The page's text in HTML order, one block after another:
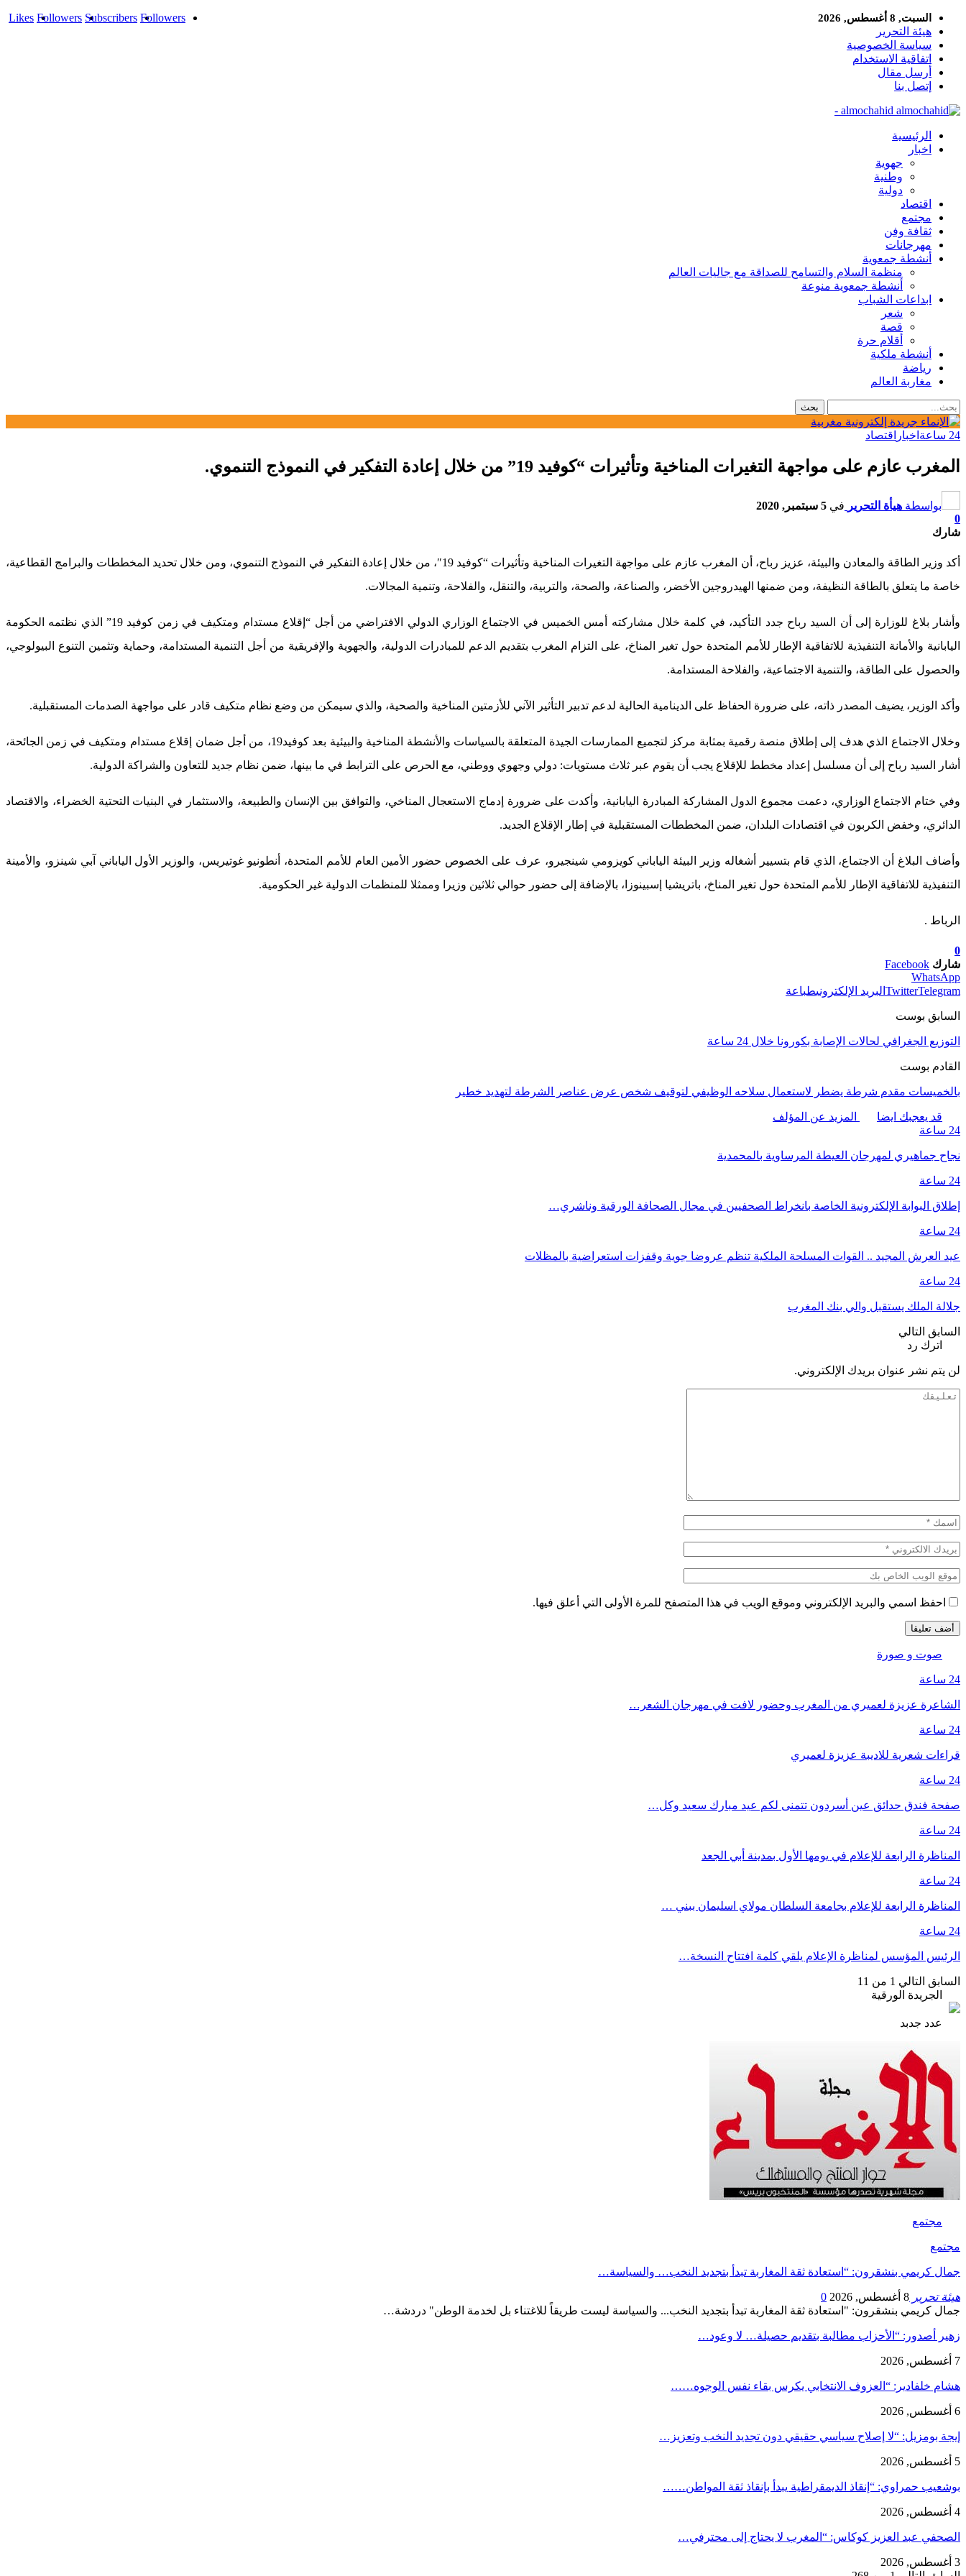
Likes Followers Subscribers Followers السبت, 8 أغسطس, 2026
هيئة التحرير
سياسة الخصوصية
اتفاقية الاستخدام
أرسل مقال
إتصل بنا
almochahid -
الرئيسية
اخبار
جهوية
وطنية
دولية
اقتصاد
مجتمع
ثقافة وفن
مهرجانات
أنشطة جمعوية
منظمة السلام والتسامح للصداقة مع جاليات العالم
أنشطة جمعوية منوعة
ابداعات الشباب
شعر
قصة
أقلام حرة
أنشطة ملكية
رياضة
مغاربة العالم
24 ساعة اخبار اقتصاد
المغرب عازم على مواجهة التغيرات المناخية وتأثيرات “كوفيد 19” من خلال إعادة التفكير في النموذج التنموي.
بواسطة هيأة التحرير في 5 سبتمبر, 2020
0
شارك
أكد وزير الطاقة والمعادن والبيئة، عزيز رباح، أن المغرب عازم على مواجهة التغيرات المناخية وتأثيرات “كوفيد 19″، من خلال إعادة التفكير في النموذج التنموي، ومن خلال تحديد المخططات والبرامج القطاعية،
خاصة ما يتعلق بالطاقة النظيفة، ومن ضمنها الهيدروجين الأخضر، والصناعة، والصحة، والتربية، والتنقل، والفلاحة، وتنمية المجالات.
وأشار بلاغ للوزارة إلى أن السيد رباح جدد التأكيد، في كلمة خلال مشاركته أمس الخميس في الاجتماع الوزاري الدولي الافتراضي من أجل “إقلاع مستدام ومتكيف في زمن كوفيد 19” الذي نظتمه الحكومة
اليابانية والأمانة التنفيذية للاتفاقية الإطار للأمم المتحدة حول تغير المناخ، على التزام المغرب بتقديم الدعم للمبادرات الدولية، والجهوية والإفريقية من أجل التنمية المستدامة، وحماية وتثمين التنوع البيولوجي،
والحصول على الطاقة، والتنمية الاجتماعية، والفلاحة المستدامة.
وأكد الوزير، يضيف المصدر ذاته، على ضرورة الحفاظ على الدينامية الحالية لدعم تدبير التأثير الآني للأزمتين المناخية والصحية، والذي سيمكن من وضع نظام متكيف قادر على مواجهة الصدمات المستقبلية.
وخلال الاجتماع الذي هدف إلى إطلاق منصة رقمية بمثابة مركز لتجميع الممارسات الجيدة المتعلقة بالسياسات والأنشطة المناخية والبيئية بعد كوفيد19، من أجل ضمان إقلاع مستدام ومتكيف في زمن الجائحة،
أشار السيد رباح إلى أن مسلسل إعداد مخطط للإقلاع يجب أن يقوم عبر ثلاث مستويات: دولي وجهوي ووطني، مع الحرص على الترابط في ما بينها، ضمن نظام جديد للتعاون والشراكة الدولية.
وفي ختام الاجتماع الوزاري، دعمت مجموع الدول المشاركة المبادرة اليابانية، وأكدت على ضرورة إدماج الاستعجال المناخي، والتوافق بين الإنسان والطبيعة، والاستثمار في البنيات التحتية الخضراء، والاقتصاد
الدائري، وخفض الكربون في اقتصادات البلدان، ضمن المخططات المستقبلية في إطار الإقلاع الجديد.
وأضاف البلاغ أن الاجتماع، الذي قام بتسيير أشغاله وزير البيئة الياباني كويزومي شينجيرو، عرف على الخصوص حضور الأمين العام للأمم المتحدة، أنطونيو غوتيريس، والوزير الأول الياباني آبي شينزو، والأمينة
التنفيذية للاتفاقية الإطار للأمم المتحدة حول تغير المناخ، باتريشيا إسبينوزا، بالإضافة إلى حضور حوالي ثلاثين وزيرا وممثلا للمنظمات الدولية غير الحكومية.
الرباط .
0
شارك Facebook
WhatsApp
TwitterTelegram البريد الإلكترونيطباعة
السابق بوست
التوزيع الجغرافي لحالات الإصابة بكورونا خلال 24 ساعة
القادم بوست
بالخميسات مقدم شرطة يضطر لاستعمال سلاحه الوظيفي لتوقيف شخص عرض عناصر الشرطة لتهديد خطير
قد يعجبك ايضا
المزيد عن المؤلف
24 ساعة
نجاح جماهيري لمهرجان العيطة المرساوية بالمحمدية
24 ساعة
إطلاق البوابة الإلكترونية الخاصة بانخراط الصحفيين في مجال الصحافة الورقية وناشري…
24 ساعة
عيد العرش المجيد .. القوات المسلحة الملكية تنظم عروضا جوية وقفزات استعراضية بالمظلات
24 ساعة
جلالة الملك يستقبل والي بنك المغرب
السابق التالي
اترك رد
لن يتم نشر عنوان بريدك الإلكتروني.
احفظ اسمي والبريد الإلكتروني وموقع الويب في هذا المتصفح للمرة الأولى التي أعلق فيها.
صوت و صورة
24 ساعة
الشاعرة عزيزة لعميري من المغرب وحضور لافت في مهرجان الشعر…
24 ساعة
قراءات شعرية للاديبة عزيزة لعميري
24 ساعة
صفحة فندق حدائق عين أسردون تتمنى لكم عيد مبارك سعيد وكل…
24 ساعة
المناظرة الرابعة للإعلام في يومها الأول بمدينة أبي الجعد
24 ساعة
المناظرة الرابعة للإعلام بجامعة السلطان مولاي اسليمان ببني …
24 ساعة
الرئيس المؤسس لمناظرة الإعلام يلقي كلمة افتتاح النسخة…
السابق التالي 1 من 11
الجريدة الورقية
عدد جدبد
مجتمع
مجتمع
جمال كريمي بنشقرون: “استعادة ثقة المغاربة تبدأ بتجديد النخب… والسياسة…
هيئة تحرير 8 أغسطس, 2026
0
جمال كريمي بنشقرون: "استعادة ثقة المغاربة تبدأ بتجديد النخب... والسياسة ليست طريقاً للاغتناء بل لخدمة الوطن" دردشة…
زهير أصدور: “الأحزاب مطالبة بتقديم حصيلة… لا وعود…
7 أغسطس, 2026
هشام خلفادير: “العزوف الانتخابي يكرس بقاء نفس الوجوه……
6 أغسطس, 2026
إيجة بومزيل: “لا إصلاح سياسي حقيقي دون تجديد النخب وتعزيز…
5 أغسطس, 2026
بوشعيب حمراوي: “إنقاذ الديمقراطية يبدأ بإنقاذ ثقة المواطن……
4 أغسطس, 2026
الصحفي عبد العزيز كوكاس: “المغرب لا يحتاج إلى محترفي…
3 أغسطس, 2026